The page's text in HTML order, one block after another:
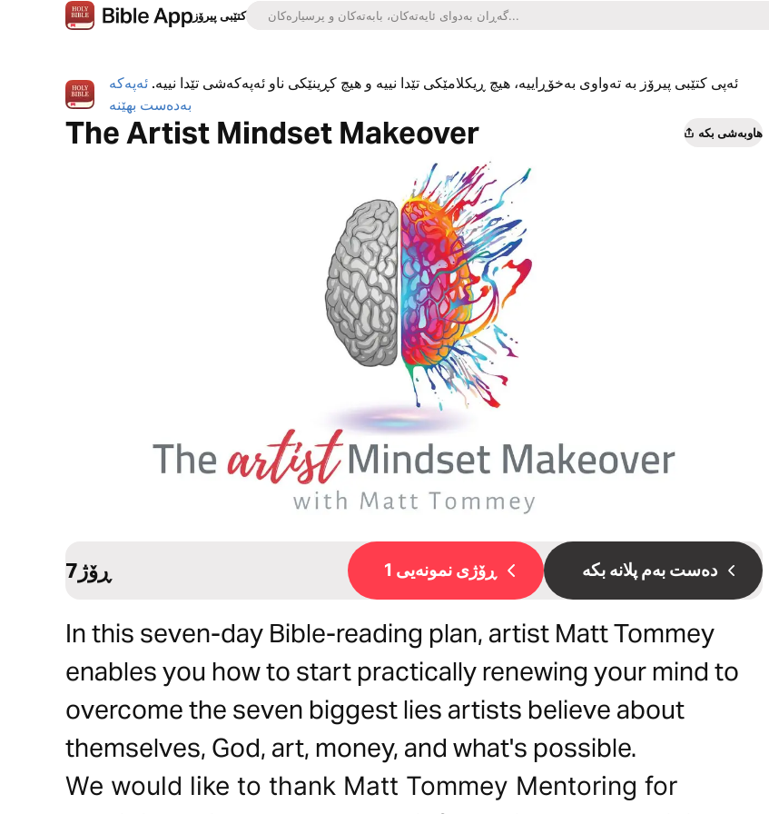
کتێبی پیرۆز
ئەپی کتێبی پیرۆز بە تەواوی بەخۆڕاییە، هیچ ڕیکلامێکی تێدا نییە و هیچ کڕینێکی ناو ئەپەکەشی تێدا نییە. ئەپەکە
بەدەست بهێنە
The Artist Mindset Makeover هاوبەشی بکە
7ڕۆژ ڕۆژی نمونەیی 1 دەست بەم پلانە بکە
In this seven-day Bible-reading plan, artist Matt Tommey
enables you how to start practically renewing your mind to
overcome the seven biggest lies artists believe about
themselves, God, art, money, and what's possible.
We would like to thank Matt Tommey Mentoring for